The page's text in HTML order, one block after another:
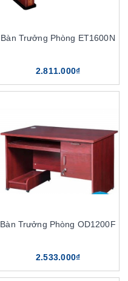
Bàn Trưởng Phòng ET1600N
2.811.000₫
Bàn Trưởng Phòng OD1200F
2.533.000₫